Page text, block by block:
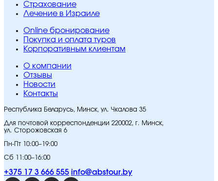
Страхование
Лечение в Израиле
Online бронирование
Покупка и оплата туров
Корпоративным клиентам
O компании
Отзывы
Новости
Контакты
Республика Беларусь, Минск, ул. Чкалова 35
Для почтовой корреспонденции 220002, г. Минск,
ул. Сторожовская 6
Пн-Пт 10:00–19:00
Сб 11:00–16:00
+375 17 3 666 555 info@abstour.by